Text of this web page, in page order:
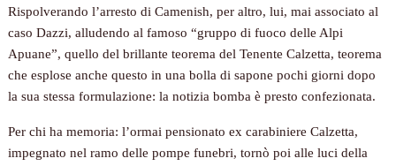
Rispolverando l’arresto di Camenish, per altro, lui, mai associato al
caso Dazzi, alludendo al famoso “gruppo di fuoco delle Alpi
Apuane”, quello del brillante teorema del Tenente Calzetta, teorema
che esplose anche questo in una bolla di sapone pochi giorni dopo
la sua stessa formulazione: la notizia bomba è presto confezionata.
Per chi ha memoria: l’ormai pensionato ex carabiniere Calzetta,
impegnato nel ramo delle pompe funebri, tornò poi alle luci della